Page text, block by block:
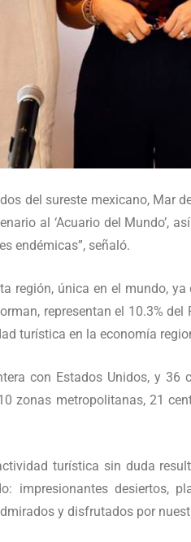
del sureste mexicano, Mar
al ‘Acuario del Mundo’,
endémicas”, señaló.
región, única en el mundo,
representan el 10.3%
turística en la economía
con Estados Unidos, y 36
zonas metropolitanas, 21
turística sin duda
desiertos,
y disfrutados por